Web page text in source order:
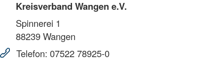
Kreisverband Wangen e.V.
Spinnerei 1
88239Wangen
Telefon: 07522 78925-0